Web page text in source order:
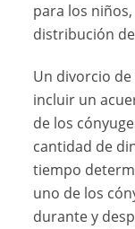
para los
distribución
Un divorcio
incluir un
de los
cantidad de
tiempo
uno de los
durante y